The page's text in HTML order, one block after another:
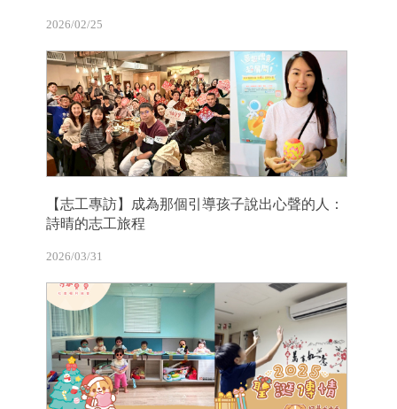
2026/02/25
【志工專訪】成為那個引導孩子說出心聲的人：
詩晴的志工旅程
2026/03/31